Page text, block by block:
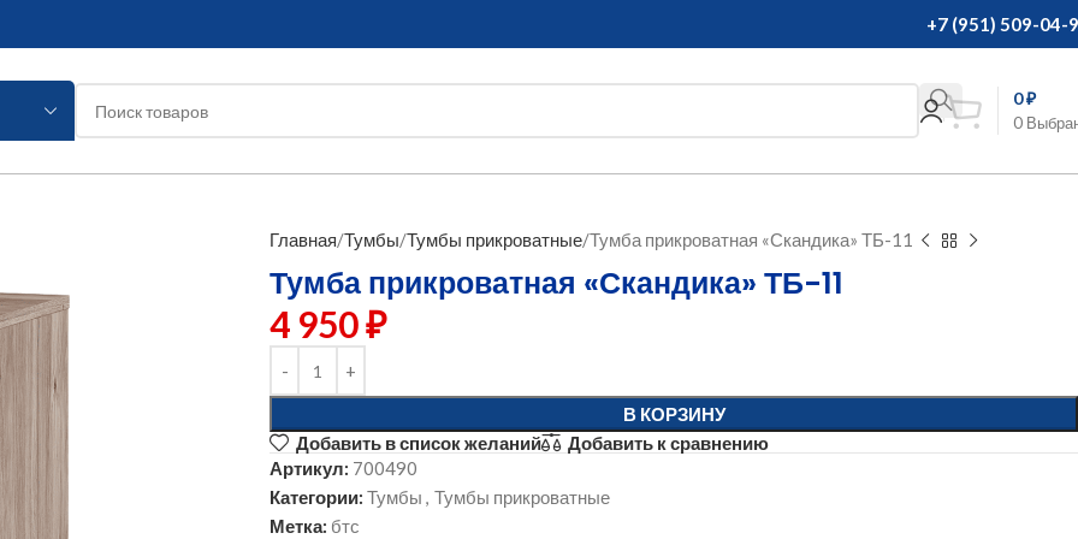
+7 (951) 509-04-
0
0₽
Главная Тумбы Тумбы прикроватные Тумба прикроватная «Скандика» ТБ-11
Тумба прикроватная «Скандика» ТБ-11
4 950₽
В КОРЗИНУ
Добавить в список желаний
Добавить к сравнению
Артикул: 700490
Категории: Тумбы , Тумбы прикроватные
Метка: бтс